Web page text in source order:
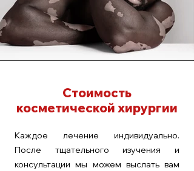
Стоимость
косметической хирургии
Каждое лечение индивидуально.
После тщательного изучения и
консультации мы можем выслать вам